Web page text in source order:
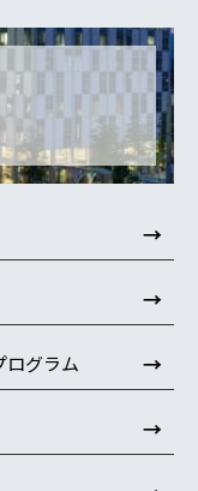
→
→
ログラム →
→